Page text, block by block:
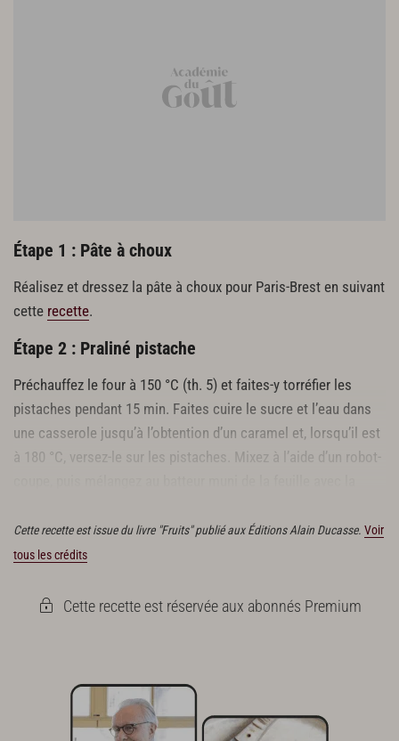
1 blanc d’œuf
80 g de pistaches de Sicile
Pistaches torréfiées
Montage et finitions
Sucre glace
Peaux de pistache
Étape 1 : Pâte à choux
Réalisez et dressez la pâte à choux pour Paris-Brest en suivant
cette recette.
Étape 2 : Praliné pistache
Préchauffez le four à 150 °C (th. 5) et faites-y torréfier les
pistaches pendant 15 min. Faites cuire le sucre et l’eau dans
une casserole jusqu’à l’obtention d’un caramel et, lorsqu’il est
à 180 °C, versez-le sur les pistaches. Mixez à l’aide d’un robot-
Cette recette est issue du livre "Fruits" publié aux Éditions Alain Ducasse. Voir
tous les crédits
Cette recette est réservée aux abonnés Premium